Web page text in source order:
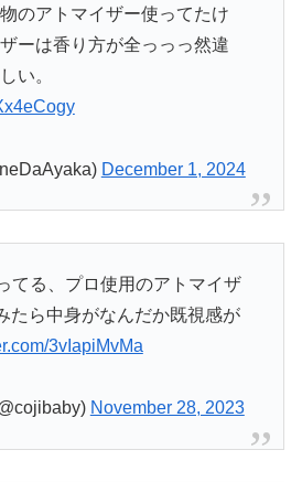
のアトマイザー使ってたけ
ーは香り方が全っっっ然違
い。
December 1, 2024
てる、プロ使用のアトマイザ
たら中身がなんだか既視感が
3vIapiMvMa
November 28, 2023